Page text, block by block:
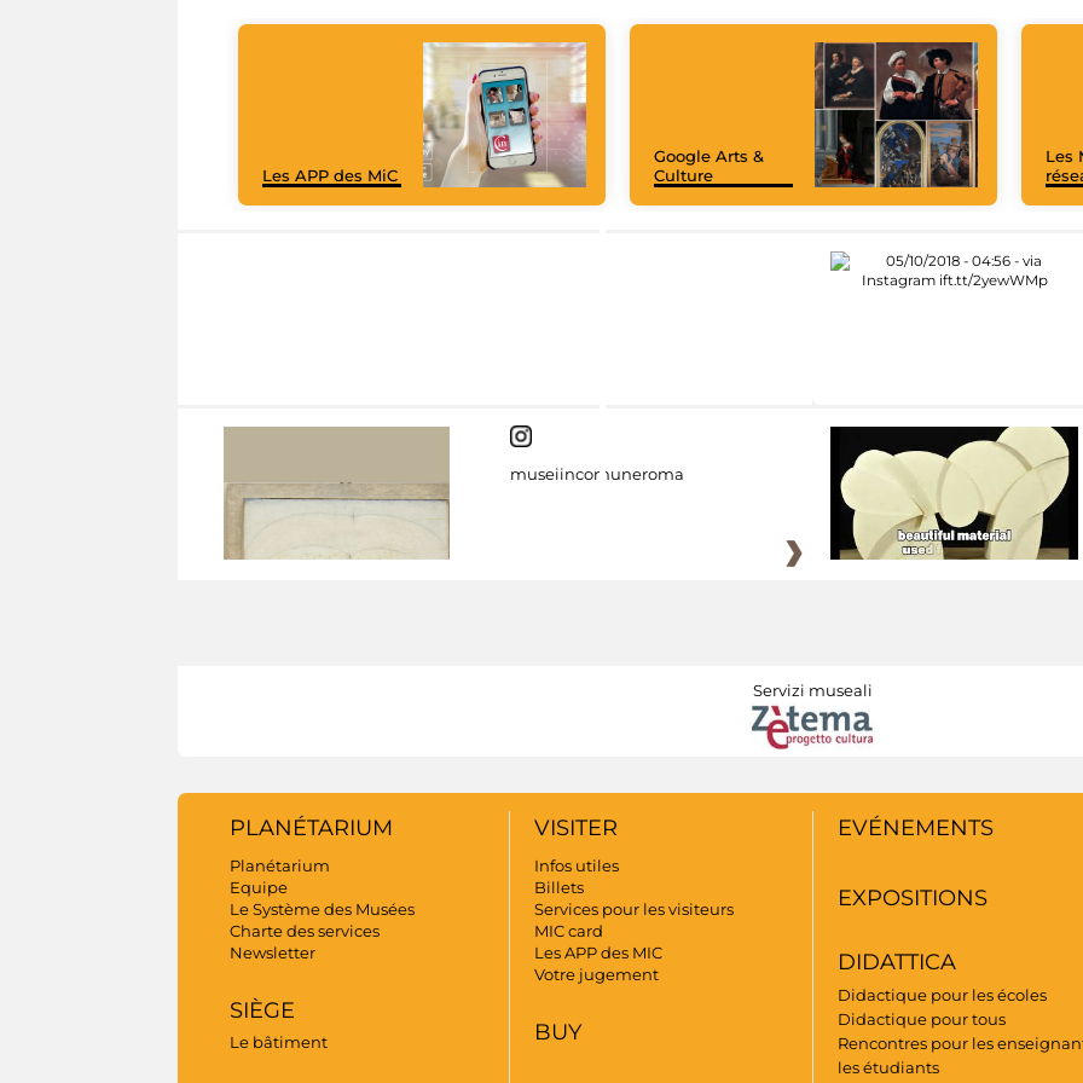
Les APP des MiC
Google Arts &
Culture
Les
museiincomuneroma
Servizi museali
PLANÉTARIUM
Planétarium
Equipe
Le Système des Musées
Charte des services
Newsletter
SIÈGE
Le bâtiment
VISITER
Infos utiles
Billets
Services pour les visiteurs
MIC card
Les APP des MIC
Votre jugement
BUY
EVÉNEMENTS
EXPOSITIONS
DIDATTICA
Didactique pour les écoles
Didactique pour tous
Rencontres pour les
les étudiants